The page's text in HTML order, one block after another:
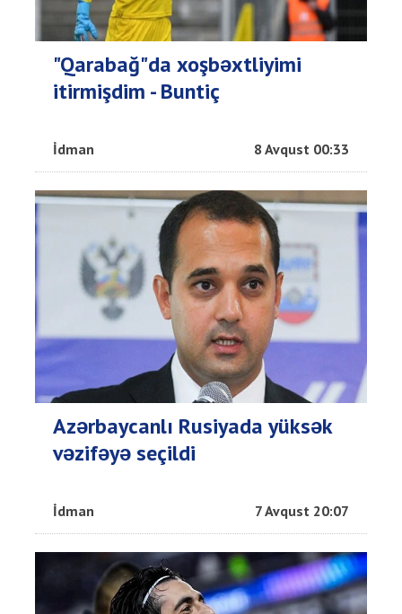
"Qarabağ"da xoşbəxtliyimi
itirmişdim - Buntiç
İdman 8 Avqust 00:33
Azərbaycanlı Rusiyada yüksək
vəzifəyə seçildi
İdman 7 Avqust 20:07